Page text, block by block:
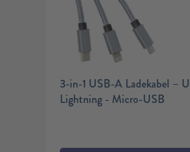
3-in-1 USB-A Ladekabel –
Lightning - Micro-USB